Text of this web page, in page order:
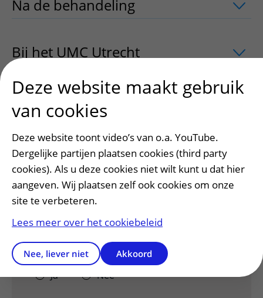
Na de behandeling uitklapper, klik
Bij het UMC Utrecht uitklapper, klik
Wachttijdenuitklapper, klik om te
Meer wetenuitklapper, klik om te
Contactuitklapper, klik om te openen
Heeft deze informatie u geholpen?
Ja
Nee
Deze website maakt gebruik
van cookies
Deze website toont video’s van o.a. YouTube.
Dergelijke partijen plaatsen cookies (third party
cookies). Als u deze cookies niet wilt kunt u dat hier
aangeven. Wij plaatsen zelf ook cookies om onze
site te verbeteren.
Lees meer over het cookiebeleid
Nee, liever niet Akkoord